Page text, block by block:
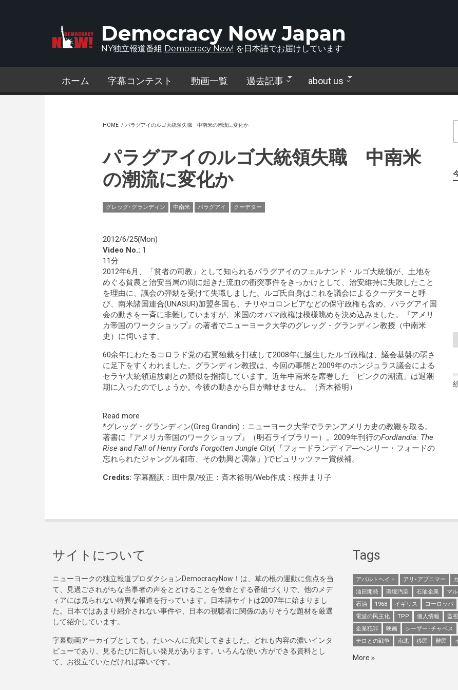
Democracy Now Japan
NY独立報道番組 Democracy Now! を日本語でお届けしています
ホーム 字幕コンテスト 動画一覧 過去記事 about us
HOME / パラグアイのルゴ大統領失職 中南米の潮流に変化か
パラグアイのルゴ大統領失職 中南米
の潮流に変化か
グレッグ･グランディン 中南米 パラグアイ クーデター
2012/6/25(Mon)
Video No.: 1
11分
2012年6月、「貧者の司教」として知られるパラグアイのフェルナンド・ルゴ大統領が、土地を
めぐる貧農と治安当局の間に起きた流血の衝突事件をきっかけとして、治安維持に失敗したこと
を理由に、議会の弾劾を受けて失職しました。ルゴ氏自身はこれを議会によるクーデターと呼
び、南米諸国連合(UNASUR)加盟各国も、チリやコロンビアなどの保守政権も含め、パラグアイ国
会の動きを一斉に非難していますが、米国のオバマ政権は模様眺めを決め込みました。『アメリ
カ帝国のワークショップ』の著者でニューヨーク大学のグレッグ・グランディン教授（中南米
史）に伺います。
60余年にわたるコロラド党の右翼独裁を打破して2008年に誕生したルゴ政権は、議会基盤の弱さ
に足下をすくわれました。グランディン教授は、今回の事態と2009年のホンジュラス議会による
セラヤ大統領追放劇との類似を指摘しています。近年中南米を席巻した「ピンクの潮流」は退潮
期に入ったのでしょうか。今後の動きから目が離せません。（斉木裕明）
Read more
*グレッグ・グランディン(Greg Grandin)：ニューヨーク大学でラテンアメリカ史の教鞭を取る。
著書に『アメリカ帝国のワークショップ』（明石ライブラリー）。2009年刊行のFordlandia: The
Rise and Fall of Henry Ford's Forgotten Jungle City(『フォードランディア─ヘンリー・フォードの
忘れられたジャングル都市、その勃興と凋落』)でピュリッツァー賞候補。
Credits: 字幕翻訳：田中泉/校正：斉木裕明/Web作成：桜井まり子
サイトについて
ニューヨークの独立報道プロダクションDemocracyNow！は、草の根の運動に焦点を当
て、見過ごされがちな当事者の声をとどけることを使命とする番組づくりで、他のメデ
ィアには見られない特異な報道を行っています。日本語サイトは2007年に始まりまし
た。日本ではあまり紹介されない事件や、日本の視聴者に関係のありそうな題材を厳選
して紹介しています。
字幕動画アーカイブとしても、たいへんに充実してきました。どれも内容の濃いインタ
ビューであり、見るたびに新しい発見があります。いろんな使い方ができる資料とし
て、お役立ていただければ幸いです。
Tags
アパルトヘイト アリ･アブニマー
油田開発
環境汚染 石油企業 マ
石油
1968 イギリス ヨーロッパ
電波の民主化
TPP 個人情報 監
企業犯罪
映画 シーザー･チャベス
テロとの戦争
南北 移民 難民
More